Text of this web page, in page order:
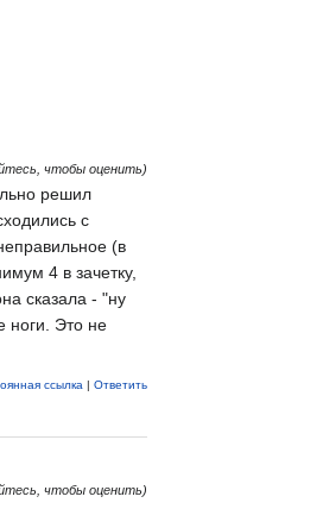
чтобы оценить)
решил
с
(в
4 в зачетку,
сказала - "ну
ноги. Это не
ссылка | Ответить
чтобы оценить)